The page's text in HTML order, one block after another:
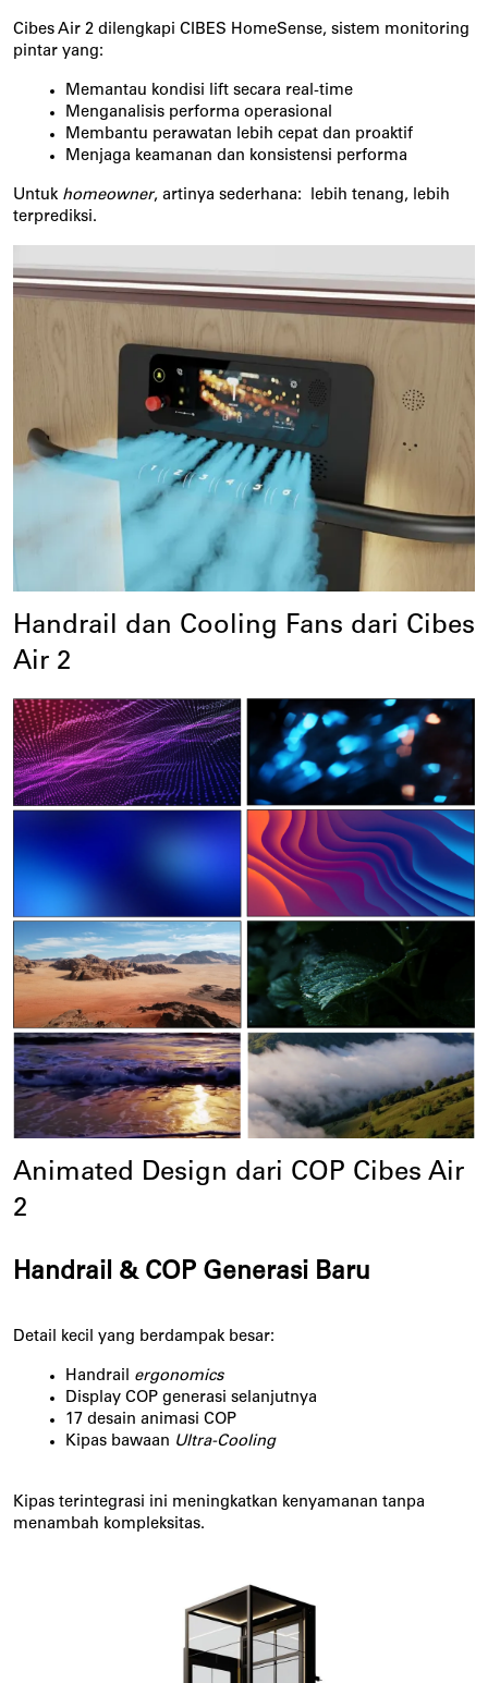
Cibes Air 2 dilengkapi CIBES HomeSense, sistem monitoring
pintar yang:
Memantau kondisi lift secara real-time
Menganalisis performa operasional
Membantu perawatan lebih cepat dan proaktif
Menjaga keamanan dan konsistensi performa
Untuk homeowner, artinya sederhana:  lebih tenang, lebih
terprediksi.
Handrail dan Cooling Fans dari Cibes
Air 2
Animated Design dari COP Cibes Air
2
Handrail & COP Generasi Baru
Detail kecil yang berdampak besar:
Handrail ergonomics
Display COP generasi selanjutnya
17 desain animasi COP
Kipas bawaan Ultra-Cooling
Kipas terintegrasi ini meningkatkan kenyamanan tanpa
menambah kompleksitas.